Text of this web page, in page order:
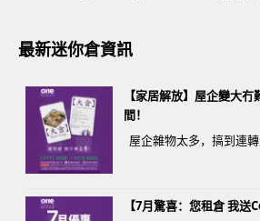
最新迷你倉資訊
【家居解放】屋企變大
間！
【7月驚喜：您租倉 我送